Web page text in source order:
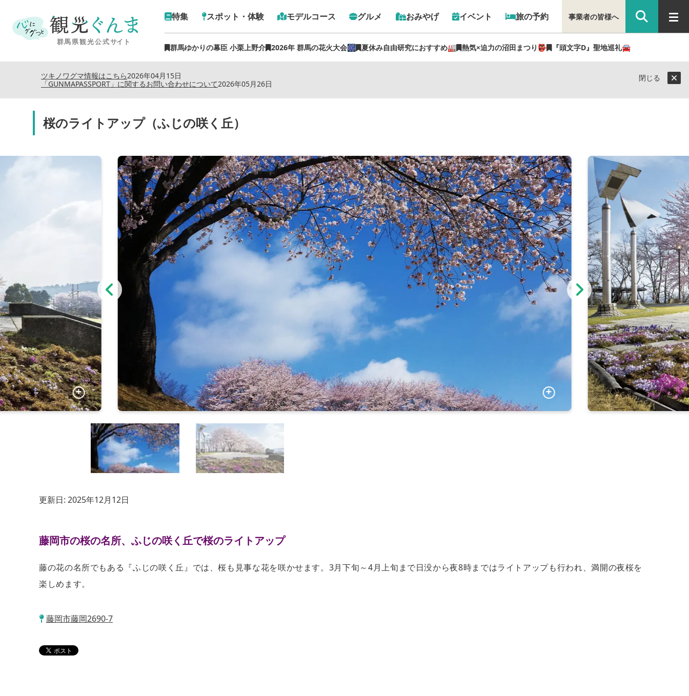
特集 スポット・体験 モデルコース グルメ おみやげ イベント 旅の予約
群馬ゆかりの幕臣 小栗上野介 2026年 群馬の花火大会🎆 夏休み自由研究におすすめ🏭 熱気×迫力の沼田まつり👺 『頭文字D』聖地巡礼🚘
事業者の皆様へ
2026年04月15日
ツキノワグマ情報はこちら
2026年05月26日
「GUNMAPASSPORT」に関するお問い合わせについて
閉じる
桜のライトアップ（ふじの咲く丘）
更新日: 2025年12月12日
藤岡市の桜の名所、ふじの咲く丘で桜のライトアップ
藤の花の名所でもある『ふじの咲く丘』では、桜も見事な花を咲かせます。3月下旬～4月上旬まで日没から夜8時まではライトアップも行われ、満開の夜桜を
楽しめます。
藤岡市藤岡2690-7